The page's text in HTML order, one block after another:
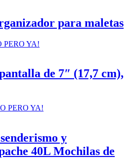
para maletas
PERO YA!
de 7″ (17,7 cm),
PERO YA!
y
40L Mochilas de